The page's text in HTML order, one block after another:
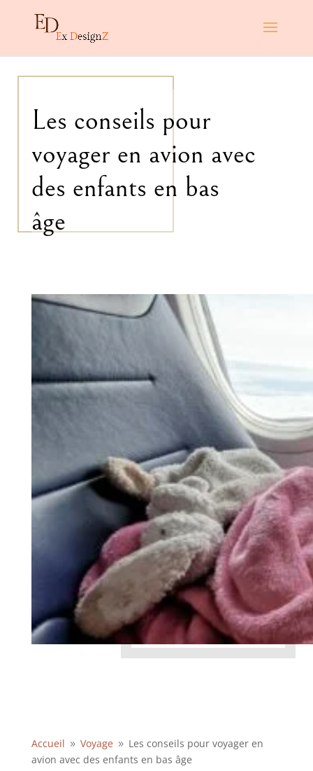
Les conseils pour
voyager en avion avec
des enfants en bas
âge
Accueil 9 Voyage 9 Les conseils pour voyager en
avion avec des enfants en bas âge